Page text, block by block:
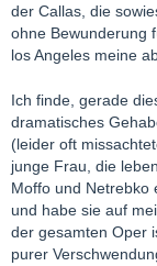
der Callas, die
ohne Bewunderung
los Angeles meine
Ich finde, gerade
dramatisches
(leider oft
junge Frau, die
Moffo und Netrebko
und habe sie auf
der gesamten Oper
purer